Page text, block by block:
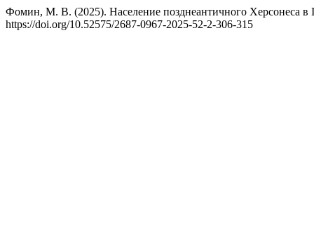
Фомин, М. В. (2025). Население позднеантичного Херсонеса
https://doi.org/10.52575/2687-0967-2025-52-2-306-315